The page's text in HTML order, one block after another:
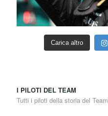
Carica altro
I PILOTI DEL TEAM
Tutti i piloti della storia del